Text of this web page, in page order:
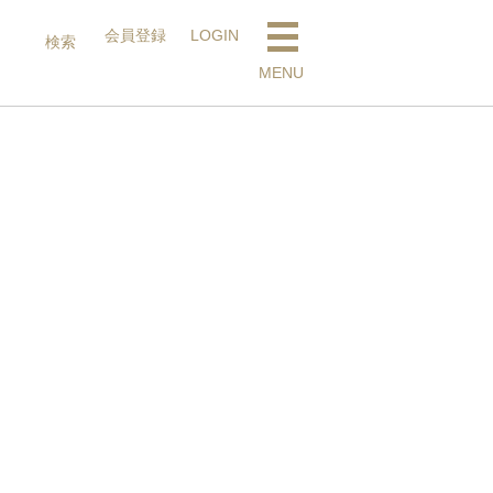
検索 会員登録 LOGIN
MENU